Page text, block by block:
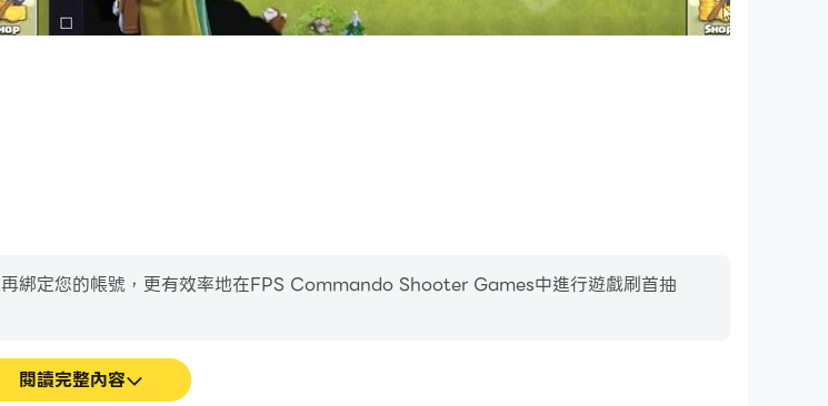
綁定您的帳號，更有效率地在FPS Commando Shooter Games中進行遊戲刷首抽
閱讀完整內容